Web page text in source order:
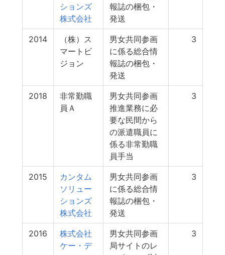
ションズ
株式会社
報誌の梱包・
発送
2014
（株）ス
マートビ
ジョン
男女共同参画
に係る総合情
報誌の梱包・
発送
3
2018
非常勤職
員Ａ
男女共同参画
推進業務に必
要な民間から
の派遣職員に
係る非常勤職
員手当
3
2015
カンタム
ソリュー
ションズ
株式会社
男女共同参画
に係る総合情
報誌の梱包・
発送
3
2016
株式会社
ケー・デ
男女共同参画
局サイトのレ
3